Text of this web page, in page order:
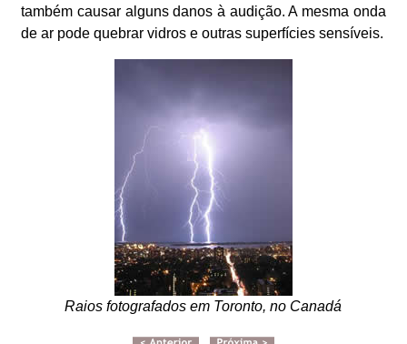
também causar alguns danos à audição. A mesma onda
de ar pode quebrar vidros e outras superfícies sensíveis.
Raios fotografados em Toronto, no Canadá